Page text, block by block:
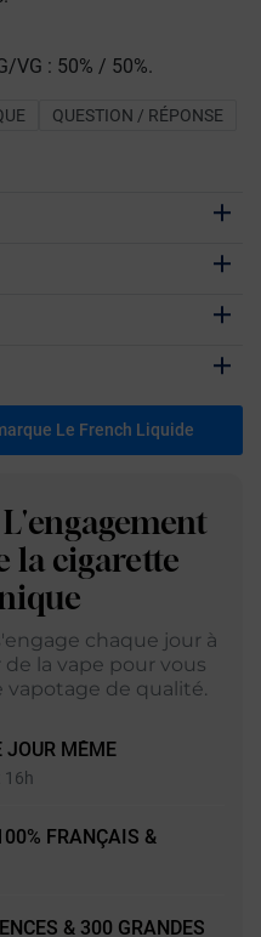
VG : 50% / 50%.
QUESTION / RÉPONSE
Le French Liquide
L'engagement
la cigarette
chaque jour à
la vape pour vous
vapotage de qualité.
JOUR MÊME
16h
FRANÇAIS &
& 300 GRANDES